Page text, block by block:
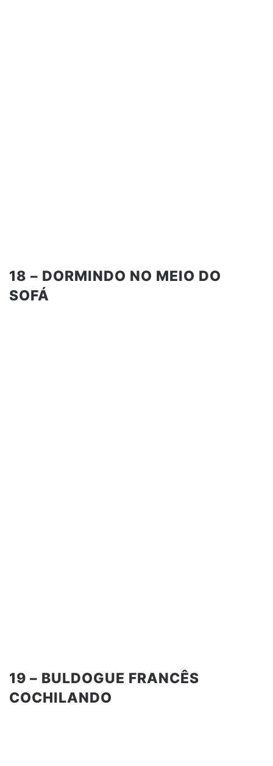
18 – DORMINDO NO MEIO DO
SOFÁ
19 – BULDOGUE FRANCÊS
COCHILANDO